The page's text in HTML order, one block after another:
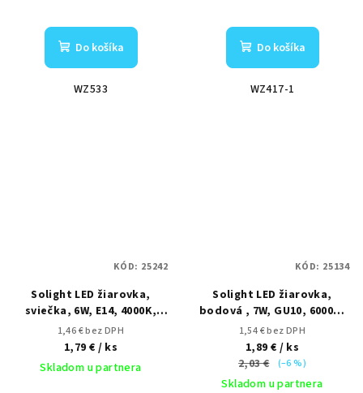
Do košíka
WZ533
Do košíka
WZ417-1
Solight LED žiarovka,
sviečka, 6W, E14, 4000K,
510lm
1,46 € bez DPH
1,79 € / ks
Skladom u partnera
KÓD: 25242
Solight LED žiarovka,
bodová , 7W, GU10, 6000K,
595lm, biela
1,54 € bez DPH
1,89 € / ks
2,03 €
(–6 %)
Skladom u partnera
KÓD: 25134